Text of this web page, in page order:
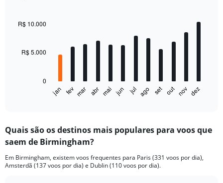
with
The
Range:
12
The
chart
jan fev mar abr mai jun jul ago set out nov dez
0
R$ 5.000
R$ 10.000
Quais são os destinos mais populares para voos que
saem de Birmingham?
Em Birmingham, existem voos frequentes para Paris (331 voos por dia),
Amsterdã (137 voos por dia) e Dublin (110 voos por dia).